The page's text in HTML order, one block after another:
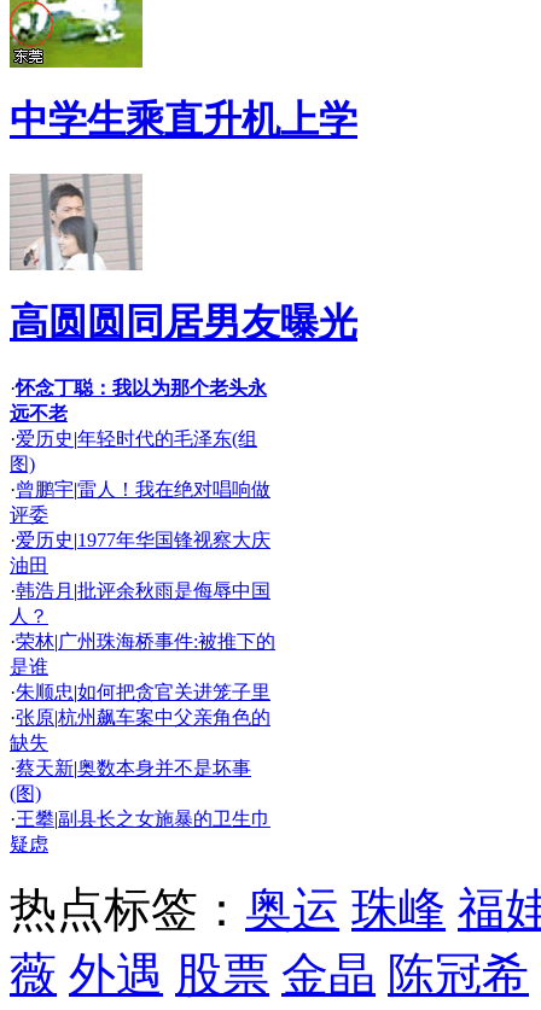
中学生乘直升机上学
高圆圆同居男友曝光
·怀念丁聪：我以为那个老头永
远不老
·爱历史|年轻时代的毛泽东(组
图)
·曾鹏宇|雷人！我在绝对唱响做
评委
·爱历史|1977年华国锋视察大庆
油田
·韩浩月 |批评余秋雨是侮辱中国
人？
·荣林|广州珠海桥事件:被推下的
是谁
·朱顺忠|如何把贪官关进笼子里
·张原|杭州飙车案中父亲角色的
缺失
·蔡天新|奥数本身并不是坏事
(图)
·王攀|副县长之女施暴的卫生巾
疑虑
热点标签： 奥运 珠峰 福
薇 外遇 股票 金晶 陈冠希